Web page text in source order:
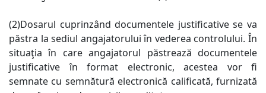
(2)Dosarul cuprinzând documentele justificative se va
păstra la sediul angajatorului în vederea controlului. În
situaţia în care angajatorul păstrează documentele
justificative în format electronic, acestea vor fi
semnate cu semnătură electronică calificată, furnizată